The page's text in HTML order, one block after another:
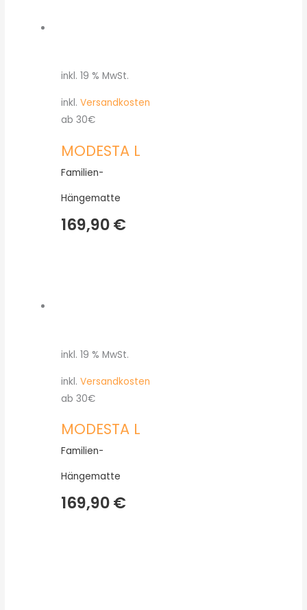
inkl. 19 % MwSt.
inkl.Versandkosten
ab 30€
MODESTA L
Familien-
Hängematte
169,90€
inkl. 19 % MwSt.
inkl.Versandkosten
ab 30€
MODESTA L
Familien-
Hängematte
169,90€